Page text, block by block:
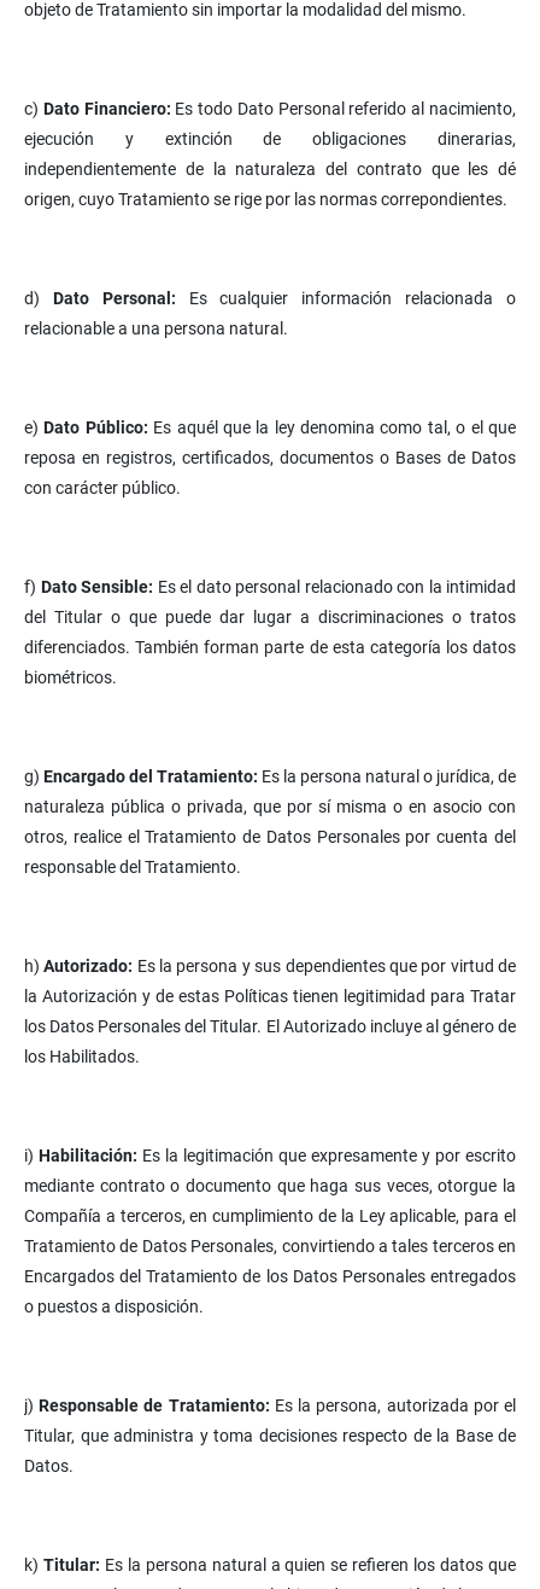
objeto de Tratamiento sin importar la modalidad del mismo.
c) Dato Financiero: Es todo Dato Personal referido al nacimiento,
ejecución y extinción de obligaciones dinerarias,
independientemente de la naturaleza del contrato que les dé
origen, cuyo Tratamiento se rige por las normas correpondientes.
d) Dato Personal: Es cualquier información relacionada o
relacionable a una persona natural.
e)Dato Público: Es aquél que la ley denomina como tal, o el que
reposa en registros, certificados, documentos o Bases de Datos
con carácter público.
f) Dato Sensible: Es el dato personal relacionado con la intimidad
del Titular o que puede dar lugar a discriminaciones o tratos
diferenciados. También forman parte de esta categoría los datos
biométricos.
g) Encargado del Tratamiento: Es la persona natural o jurídica, de
naturaleza pública o privada, que por sí misma o en asocio con
otros, realice el Tratamiento de Datos Personales por cuenta del
responsable del Tratamiento.
h)Autorizado: Es la persona y sus dependientes que por virtud de
la Autorización y de estas Políticas tienen legitimidad para Tratar
los Datos Personales del Titular. El Autorizado incluye al género de
los Habilitados.
i) Habilitación: Es la legitimación que expresamente y por escrito
mediante contrato o documento que haga sus veces, otorgue la
Compañía a terceros, en cumplimiento de la Ley aplicable, para el
Tratamiento de Datos Personales, convirtiendo a tales terceros en
Encargados del Tratamiento de los Datos Personales entregados
o puestos a disposición.
j)Responsable de Tratamiento: Es la persona, autorizada por el
Titular, que administra y toma decisiones respecto de la Base de
Datos.
k) Titular: Es la persona natural a quien se refieren los datos que